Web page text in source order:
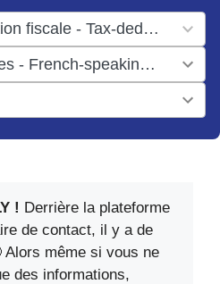
Missions avec réduction fiscale - Tax-deductible missions
Missions francophones - French-speaking missions
! Derrière la plateforme
de contact, il y a de
Alors même si vous ne
des informations,